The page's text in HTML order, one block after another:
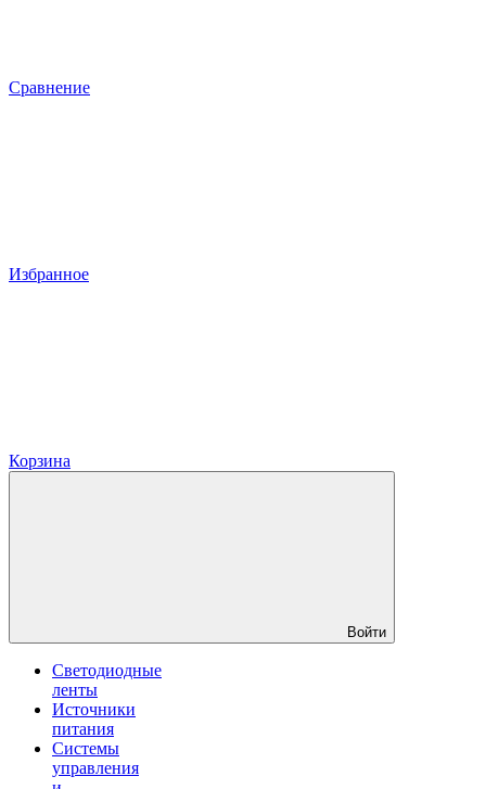
Сравнение
Избранное
Корзина
Войти
Светодиодные
ленты
Источники
питания
Системы
управления